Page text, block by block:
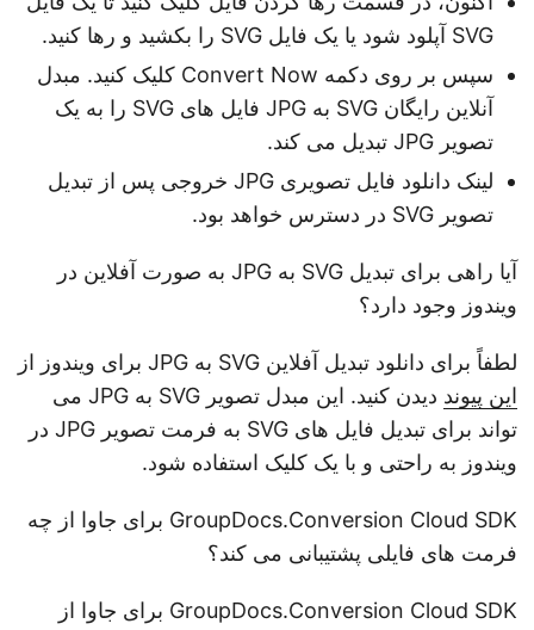
SVG آپلود شود یا یک فایل SVG را بکشید و رها کنید.
سپس بر روی دکمه Convert Now کلیک کنید. مبدل
آنلاین رایگان SVG به JPG فایل های SVG را به یک
تصویر JPG تبدیل می کند.
لینک دانلود فایل تصویری JPG خروجی پس از تبدیل
تصویر SVG در دسترس خواهد بود.
آیا راهی برای تبدیل SVG به JPG به صورت آفلاین در
ویندوز وجود دارد؟
لطفاً برای دانلود تبدیل آفلاین SVG به JPG برای ویندوز از
این پیوند
دیدن کنید. این مبدل تصویر SVG به JPG می
تواند برای تبدیل فایل های SVG به فرمت تصویر JPG در
ویندوز به راحتی و با یک کلیک استفاده شود.
GroupDocs.Conversion Cloud SDK برای جاوا از چه
فرمت های فایلی پشتیبانی می کند؟
GroupDocs.Conversion Cloud SDK برای جاوا از